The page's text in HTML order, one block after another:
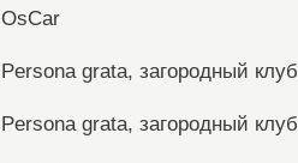
OsCar
Persona grata, загородный клуб
Persona grata, загородный клуб